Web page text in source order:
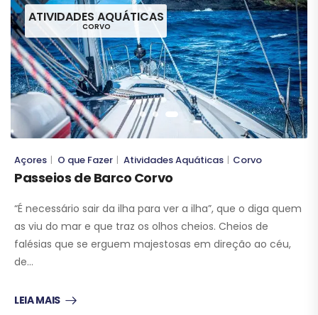
ATIVIDADES AQUÁTICAS
CORVO
Açores | O que Fazer | Atividades Aquáticas | Corvo
Passeios de Barco Corvo
“É necessário sair da ilha para ver a ilha”, que o diga quem
as viu do mar e que traz os olhos cheios. Cheios de
falésias que se erguem majestosas em direção ao céu,
de…
LEIA MAIS